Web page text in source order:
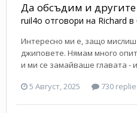
Да обсъдим и
ruil4o отговори на Richard в
Интересно ми е, защо
джиповете. Нямам много
и ми се замайваше главата -
5 Август, 2025
730